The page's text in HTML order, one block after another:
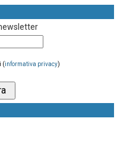
(informativa privacy)